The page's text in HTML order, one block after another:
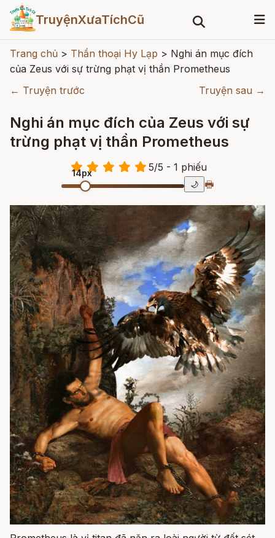
TruyệnXưaTíchCũ
Trang chủ > Thần thoại Hy Lạp > Nghi án mục đích
của Zeus với sự trừng phạt vị thần Prometheus
← Truyện trước
Truyện sau →
Nghi án mục đích của Zeus với sự
trừng phạt vị thần Prometheus
5/5 - 1 phiếu
14px
🌙 🖶